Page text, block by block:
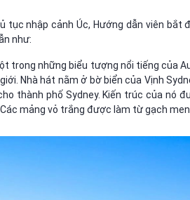
tục nhập cảnh Úc, Hướng dẫn viên bắt
như:
trong những biểu tượng nổi tiếng của
Nhà hát nằm ở bờ biển của Vịnh
thành phố Sydney. Kiến trúc của nó
mảng vỏ trắng được làm từ gạch